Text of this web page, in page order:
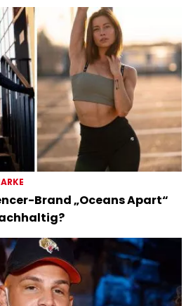
Brand „Oceans Apart“